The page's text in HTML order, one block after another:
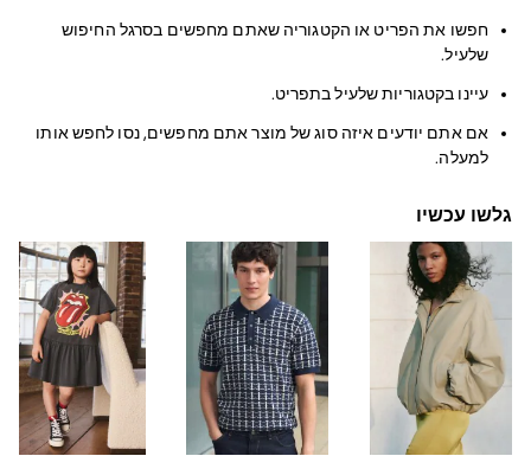
140 - 174cm
All Clothing
Babygrows & Sleepsuits
Jeans
Jumpsuits & Playsuits
Knitwear
Loungewear
Nightwear & Pyjamas
Pants & Leggings
Occasion & Party
Schoolwear
Sets & Outfits
Shirts & Blouses
Shorts & Skirts
חפשו את הפריט או הקטגוריה שאתם מחפשים בסרגל החיפוש
שלעיל.
עיינו בקטגוריות שלעיל בתפריט.
אם אתם יודעים איזה סוג של מוצר אתם מחפשים, נסו לחפש אותו
למעלה.
גלשו עכשיו